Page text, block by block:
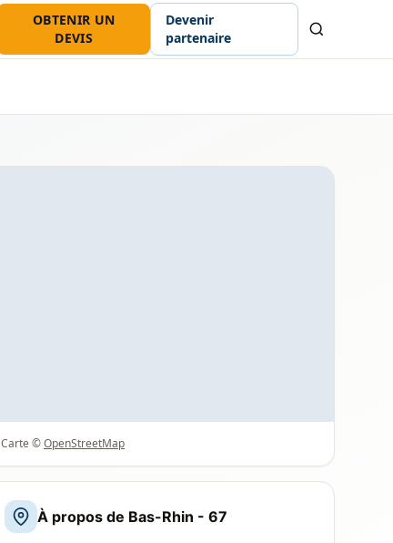
OBTENIR UN
DEVIS
Devenir
partenaire
Carte ©OpenStreetMap
À propos de Bas-Rhin - 67